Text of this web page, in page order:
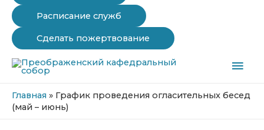
Расписание служб
Сделать пожертвование
Главная » График проведения огласительных бесед
(май – июнь)